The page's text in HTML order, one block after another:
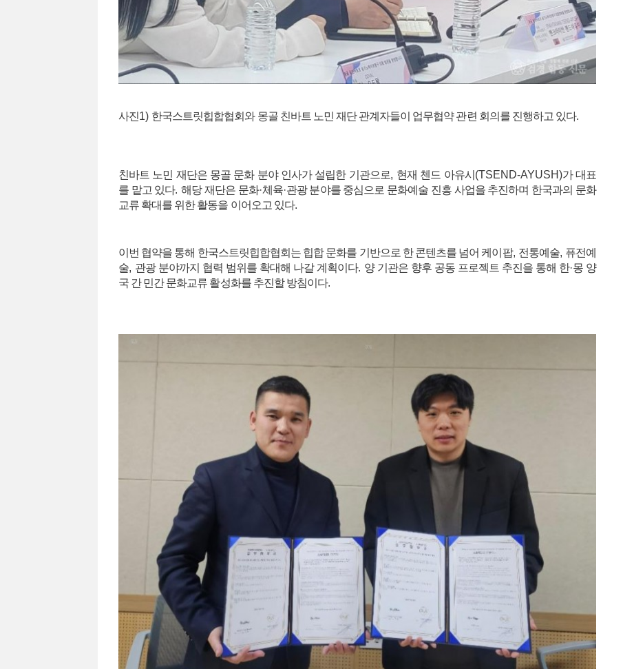
사진1) 한국스트릿힙합협회와 몽골 친바트 노민 재단 관계자들이 업무협약 관련 회의를 진행하고 있다.
친바트 노민 재단은 몽골 문화 분야 인사가 설립한 기관으로, 현재 첸드 아유시 (TSEND-AYUSH)가 대표
를 맡고 있다.해당 재단은 문화·체육·관광 분야를 중심으로 문화예술 진흥 사업을 추진하며 한국과의 문화
교류 확대를 위한 활동을 이어오고 있다.
이번 협약을 통해 한국스트릿힙합협회는 힙합 문화를 기반으로 한 콘텐츠를 넘어 케이팝, 전통예술, 퓨전예
술, 관광 분야까지 협력 범위를 확대해 나갈 계획이다. 양 기관은 향후 공동 프로젝트 추진을 통해 한·몽 양
국 간 민간 문화교류 활성화를 추진할 방침이다.